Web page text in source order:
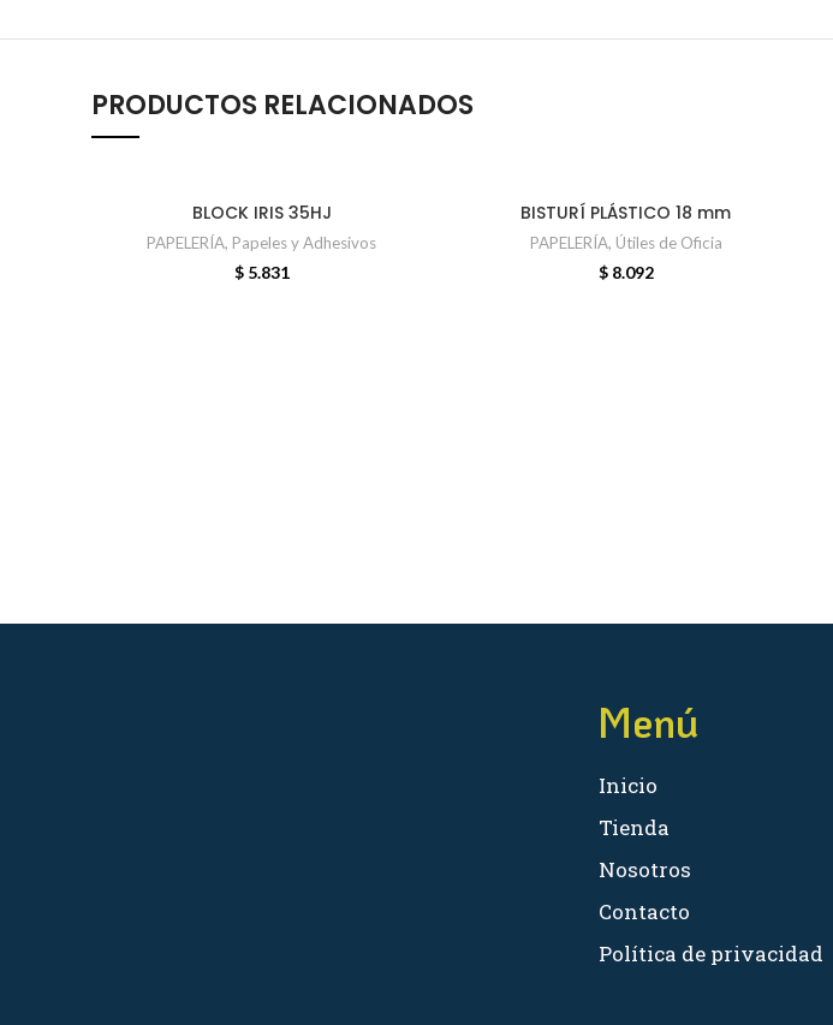
PRODUCTOS RELACIONADOS
AÑADIR AL CARRITO
BLOCK IRIS 35HJ
PAPELERÍA, Papeles y Adhesivos
$5.831
AÑADIR AL CARRITO
BISTURÍ PLÁSTICO 18 mm
PAPELERÍA, Útiles de Oficia
$8.092
Menú
Inicio
Tienda
Nosotros
Contacto
Política de privacidad